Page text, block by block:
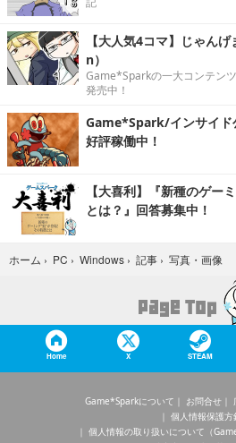
【大人気4コマ】じゃん
n）
Game*Sparkの一大コンテン
発売中！
Game*Spark/インサイド
好評稼働中！
【大喜利】『新種のゲー
とは？』回答募集中！
ホーム › PC › Windows › 記事 › 写真・画像
Home X STEAM
Game*Sparkについて お問合せ
個人情報保護方
個人情報の取り扱いについて（